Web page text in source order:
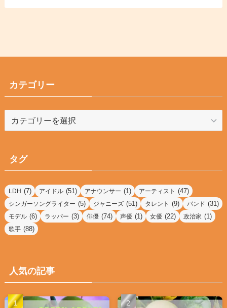
カテゴリー
テ
ー
タグ
LDH (7) アイドル (51) アナウンサー (1) アーティスト (47)
シンガーソングライター (5) ジャニーズ (51) タレント (9) バンド (31)
モデル (6) ラッパー (3) 俳優 (74) 声優 (1) 女優 (22) 政治家 (1)
歌手 (88)
人気の記事